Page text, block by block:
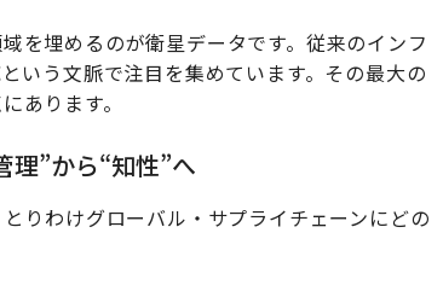
を埋めるのが衛星データです。従来のインフ
いう文脈で注目を集めています。その最大の
あります。
理”から“知性”へ
りわけグローバル・サプライチェーンにどの